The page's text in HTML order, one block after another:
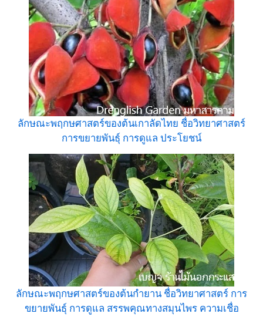
ลักษณะพฤกษศาสตร์ของต้นเกาลัดไทย ชื่อวิทยาศาสตร์
การขยายพันธุ์ การดูแล ประโยชน์
ลักษณะพฤกษศาสตร์ของต้นกำยาน ชื่อวิทยาศาสตร์ การ
ขยายพันธุ์ การดูแล สรรพคุณทางสมุนไพร ความเชื่อ